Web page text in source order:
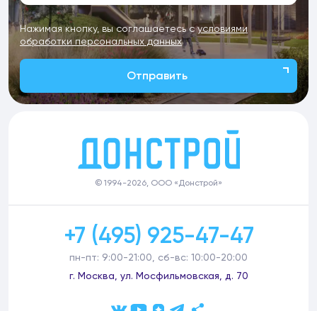
Нажимая кнопку, вы соглашаетесь сусловиями
обработки персональных данных
Отправить
© 1994-2026, ООО «Донстрой»
+7 (495) 925-47-47
пн-пт: 9:00-21:00, сб-вс: 10:00-20:00
г. Москва, ул. Мосфильмовская, д. 70